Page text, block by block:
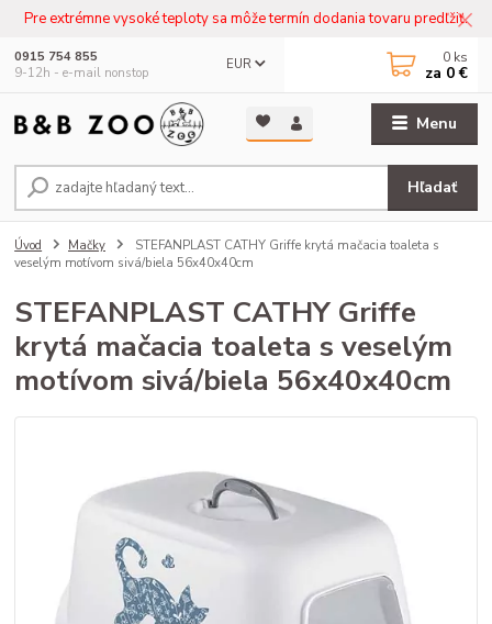
Pre extrémne vysoké teploty sa môže termín dodania tovaru predľžiť.
Menu
EUR
Hľadať
0915 754 855
9-12h - e-mail nonstop
0 ks
za 0 €
Úvod Mačky
STEFANPLAST CATHY Griffe krytá mačacia toaleta s
veselým motívom sivá/biela 56x40x40cm
STEFANPLAST CATHY Griffe
krytá mačacia toaleta s veselým
motívom sivá/biela 56x40x40cm